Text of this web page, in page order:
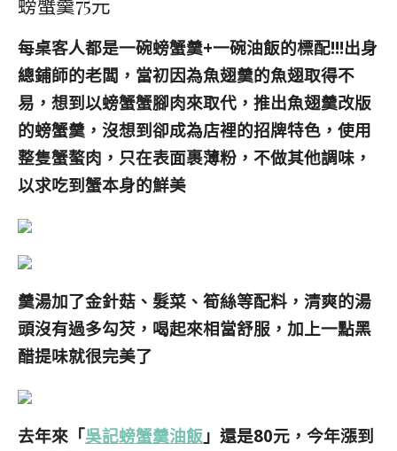
每桌客人都是一碗螃蟹羹+一碗油飯的標配!!!出身
總鋪師的老闆， 當初因為魚翅羹的魚翅取得不
易，想到以螃蟹蟹腳肉來取代， 推出魚翅羹改版
的螃蟹羹，沒想到卻成為店裡的招牌特色，使用
整隻蟹螯肉，只在表面裹薄粉，不做其他調味，
以求吃到蟹本身的鮮美
羹湯加了金針菇、髮菜、筍絲等配料，清爽的湯
頭沒有過多勾芡，喝起來相當舒服，加上一點黑
醋提味就很完美了
去年來「吳記螃蟹羹油飯 」還是80元，今年漲到